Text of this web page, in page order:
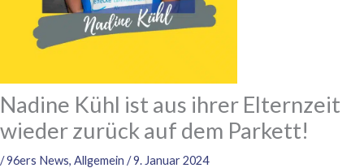
Nadine Kühl ist aus ihrer Elternzeit
wieder zurück auf dem Parkett!
/96ers News, Allgemein /9. Januar 2024